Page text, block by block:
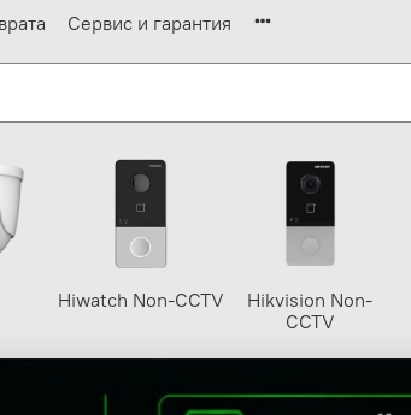
Сервис и гарантия
Hiwatch Non-CCTV
Hikvision Non-
CCTV